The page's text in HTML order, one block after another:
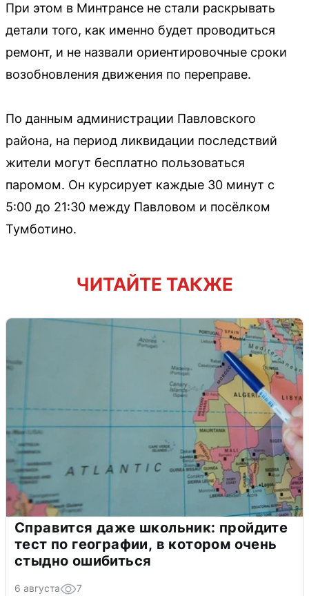
При этом в Минтрансе не стали раскрывать
детали того, как именно будет проводиться
ремонт, и не назвали ориентировочные сроки
возобновления движения по переправе.
По данным администрации Павловского
района, на период ликвидации последствий
жители могут бесплатно пользоваться
паромом. Он курсирует каждые 30 минут с
5:00 до 21:30 между Павловом и посёлком
Тумботино.
ЧИТАЙТЕ ТАКЖЕ
Справится даже школьник: пройдите
тест по географии, в котором очень
стыдно ошибиться
6 августа 7